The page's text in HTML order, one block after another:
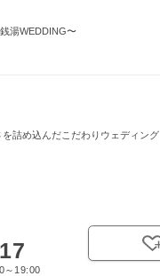
銭湯WEDDING〜
を詰め込んだこだわりウェディング
～19:00